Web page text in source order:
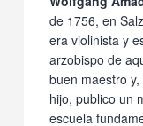
de 1756, en
era violinista y
arzobispo de
buen maestro
hijo, publico un
escuela